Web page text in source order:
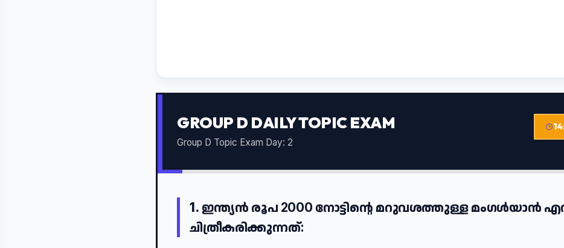
GROUP D DAILY TOPIC EXAM
Group D Topic Exam Day: 2
1. ഇന്ത്യൻ രൂപ 2000 നോട്ടിന്റെ മറുവശത്തുള്ള മംഗൾയാൻ
ചിത്രീകരിക്കുന്നത്: